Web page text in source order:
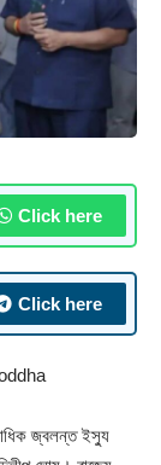
Click here
Click here
জ্বলন্ত ইস্যু